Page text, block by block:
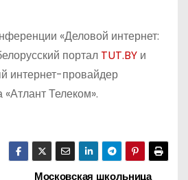
«Деловой интернет:
портал TUT.BYи
интернет-провайдер
Телеком».
Московская школьница